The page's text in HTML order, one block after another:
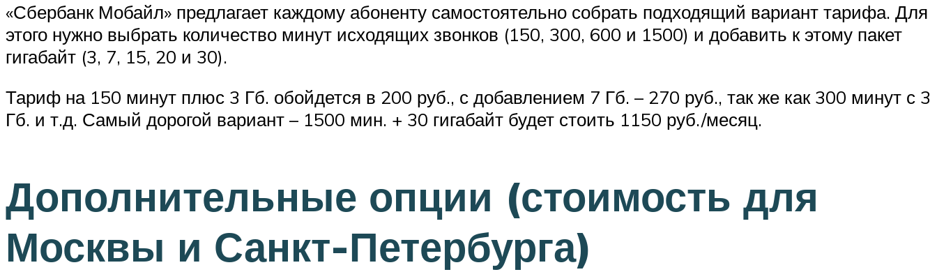
«Сбербанк Мобайл» предлагает каждому абоненту самостоятельно собрать подходящий вариант тарифа. Для
этого нужно выбрать количество минут исходящих звонков (150, 300, 600 и 1500) и добавить к этому пакет
гигабайт (3, 7, 15, 20 и 30).
Тариф на 150 минут плюс 3 Гб. обойдется в 200 руб., с добавлением 7 Гб. – 270 руб., так же как 300 минут с 3
Гб. и т.д. Самый дорогой вариант – 1500 мин. + 30 гигабайт будет стоить 1150 руб./месяц.
Дополнительные опции (стоимость для
Москвы и Санкт-Петербурга)